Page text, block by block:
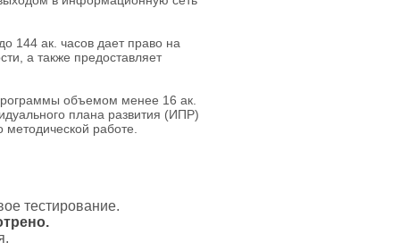
144 ак. часов дает право на
а также предоставляет
объемом менее 16 ак.
плана развития (ИПР)
работе.
тестирование.